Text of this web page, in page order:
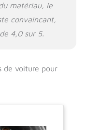
matériau, le
convaincant,
4,0 sur 5.
de voiture pour